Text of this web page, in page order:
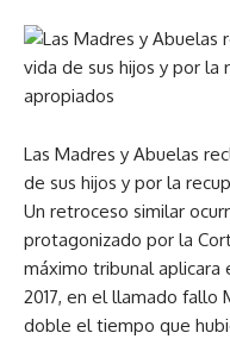
Las Madres y Abuelas
de sus hijos y por la
Un retroceso similar
protagonizado por la
máximo tribunal aplicara
2017, en el llamado fallo
doble el tiempo que